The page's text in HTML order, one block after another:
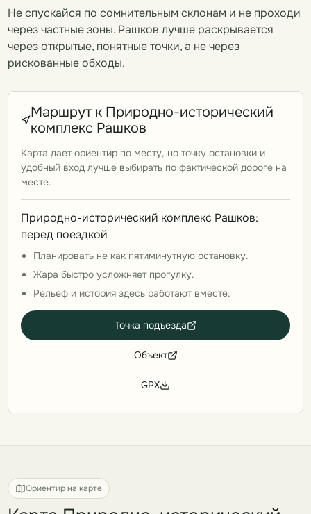
Не спускайся по сомнительным склонам и не проходи
через частные зоны. Рашков лучше раскрывается
через открытые, понятные точки, а не через
рискованные обходы.
Маршрут к Природно-исторический
комплекс Рашков
Карта дает ориентир по месту, но точку остановки и
удобный вход лучше выбирать по фактической дороге на
месте.
Природно-исторический комплекс Рашков:
перед поездкой
Планировать не как пятиминутную остановку.
Жара быстро усложняет прогулку.
Рельеф и история здесь работают вместе.
Точка подъезда
Объект
GPX
Ориентир на карте